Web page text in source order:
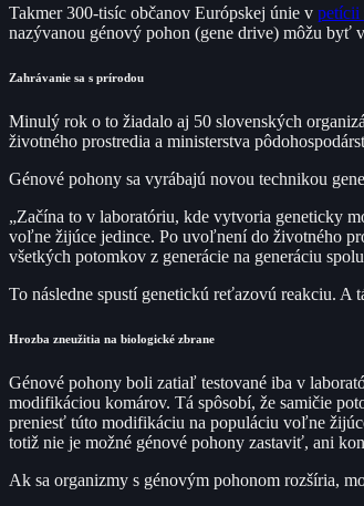
Takmer 300-tisíc občanov Európskej únie v petícii
nazývanou génový pohon (gene drive) môžu byť
Zahrávanie sa s prírodou
Minulý rok o to žiadalo aj 50 slovenských
životného prostredia a ministerstva
Génové pohony sa vyrábajú novou technikou
„Začína to v laboratóriu, kde vytvoria geneticky
voľne žijúce jedince. Po uvoľnení do životného
všetkých potomkov z generácie na generáciu
To následne spustí genetickú reťazovú reakciu.
Hrozba zneužitia na biologické zbrane
Génové pohony boli zatiaľ testované iba v
modifikáciou komárov. Tá spôsobí, že samičie
preniesť túto modifikáciu na populáciu voľne
totiž nie je možné génové pohony zastaviť, ani
Ak sa organizmy s génovým pohonom rozšíria,